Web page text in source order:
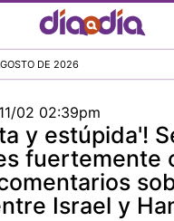
Pasar
al
principal
DE 2026
02 02:39pm
y estúpida'!
fuertemente
Israel y